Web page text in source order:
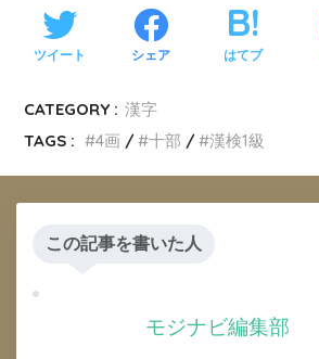
ツイート シェア はてブ
CATEGORY : 漢字
TAGS :
4画 十部 漢検1級
この記事を書いた人
モジナビ編集部